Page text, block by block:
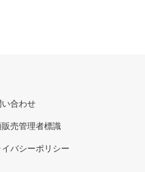
い合わせ
販売管理者標識
イバシーポリシー